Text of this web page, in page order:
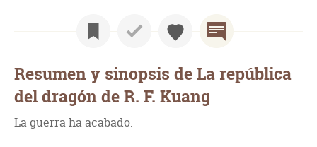
Resumen y sinopsis de La república
del dragón de R. F. Kuang
La guerra ha acabado.